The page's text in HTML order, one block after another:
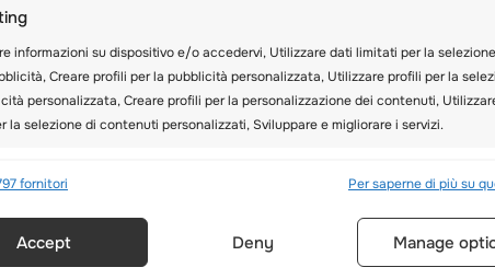
informazioni su dispositivo e/o accedervi, Utilizzare dati limitati per la selezione
Creare profili per la pubblicità personalizzata, Utilizzare profili per la
personalizzata, Creare profili per la personalizzazione dei contenuti,
la selezione di contenuti personalizzati, Sviluppare e migliorare i servizi.
e combinare dati provenienti da altre fonti di dati, Collegare diversi
Identificare i dispositivi in base alle informazioni trasmesse
fornitori Per saperne di più su
Accept Deny Manage
PER SAPERNE DI
INVERNALE
del